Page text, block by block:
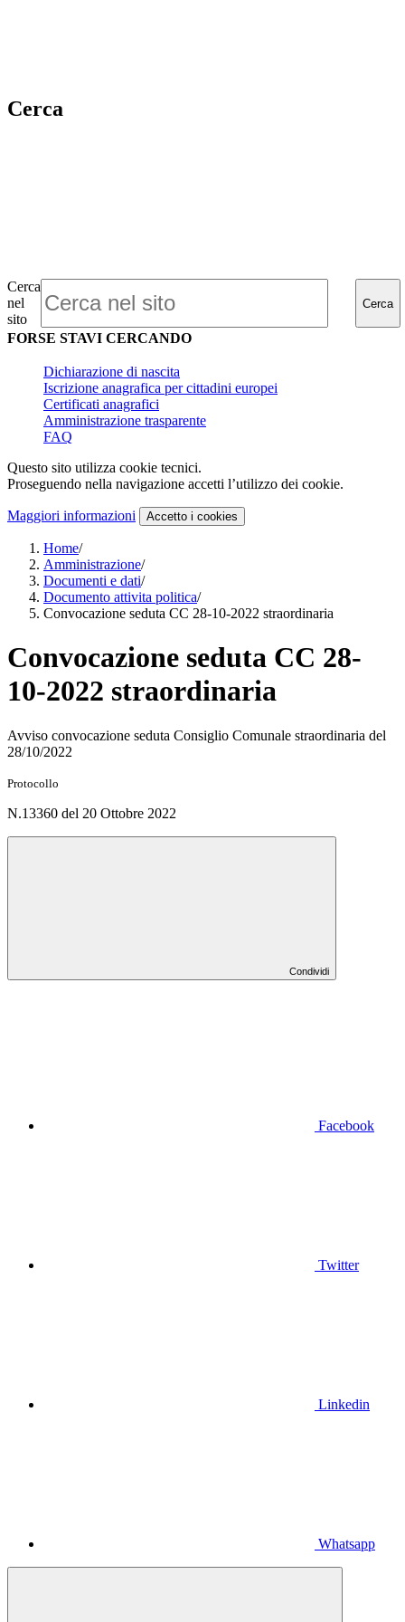
Cerca
Cerca
nel
sito
Cerca
FORSE STAVI CERCANDO
Dichiarazione di nascita
Iscrizione anagrafica per cittadini europei
Certificati anagrafici
Amministrazione trasparente
FAQ
Questo sito utilizza cookie tecnici.
Proseguendo nella navigazione accetti l’utilizzo dei cookie.
Maggiori informazioni Accetto i cookies
Home/
Amministrazione/
Documenti e dati/
Documento attivita politica/
Convocazione seduta CC 28-10-2022 straordinaria
Convocazione seduta CC 28-
10-2022 straordinaria
Avviso convocazione seduta Consiglio Comunale straordinaria del
28/10/2022
Protocollo
N.13360 del 20 Ottobre 2022
Condividi
Facebook
Twitter
Linkedin
Whatsapp